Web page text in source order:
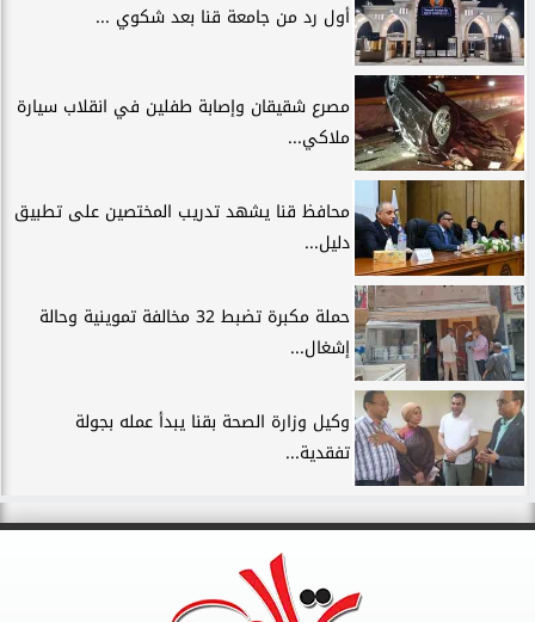
أول رد من جامعة قنا بعد شكوي ...
مصرع شقيقان وإصابة طفلين في انقلاب سيارة
ملاكي...
محافظ قنا يشهد تدريب المختصين على تطبيق
دليل...
حملة مكبرة تضبط 32 مخالفة تموينية وحالة
إشغال...
وكيل وزارة الصحة بقنا يبدأ عمله بجولة
تفقدية...